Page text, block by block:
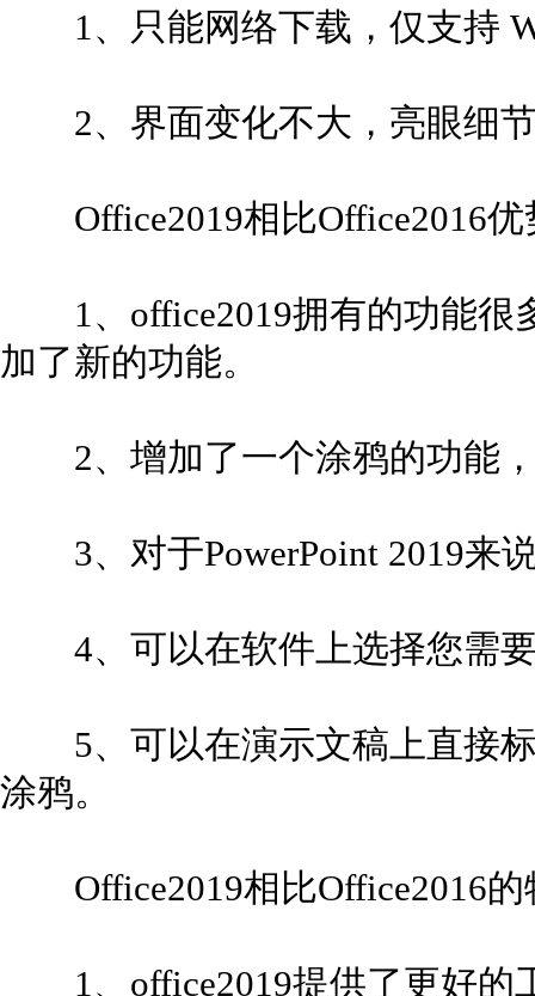
1、只能网络下载，仅支持
2、界面变化不大，亮眼细
Office2019相比Office2016优
1、office2019拥有的功能很
加了新的功能。
2、增加了一个涂鸦的功能，
3、对于PowerPoint 2019来
4、可以在软件上选择您需要
5、可以在演示文稿上直接标
涂鸦。
Office2019相比Office2016的
1、office2019提供了更好的